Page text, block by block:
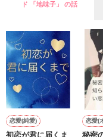
ド 「地味子」 の話
恋愛(純愛)
初恋が君に届くま
恋愛(
秘密